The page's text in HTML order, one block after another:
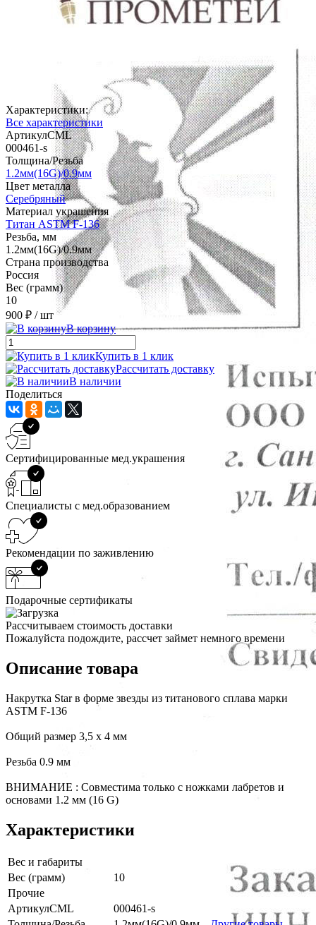
Характеристики:
Все характеристики
АртикулCML
000461-s
Толщина/Резьба
1.2мм(16G)/0.9мм
Цвет металла
Серебряный
Материал украшения
Титан ASTM F-136
Резьба, мм
1.2мм(16G)/0.9мм
Страна производства
Россия
Вес (грамм)
10
900 ₽ / шт
В корзину
Купить в 1 клик
Рассчитать доставку
В наличии
Поделиться
Сертифицированные мед.украшения
Специалисты с мед.образованием
Рекомендации по заживлению
Подарочные сертификаты
Рассчитываем стоимость доставки
Пожалуйста подождите, рассчет займет немного времени
Описание товара
Накрутка Star в форме звезды из титанового сплава марки
ASTM F-136
Общий размер 3,5 x 4 мм
Резьба 0.9 мм
ВНИМАНИЕ : Совместима только с ножками лабретов и
основами 1.2 мм (16 G)
Характеристики
Вес и габариты
Вес (грамм)
10
Прочие
АртикулCML
000461-s